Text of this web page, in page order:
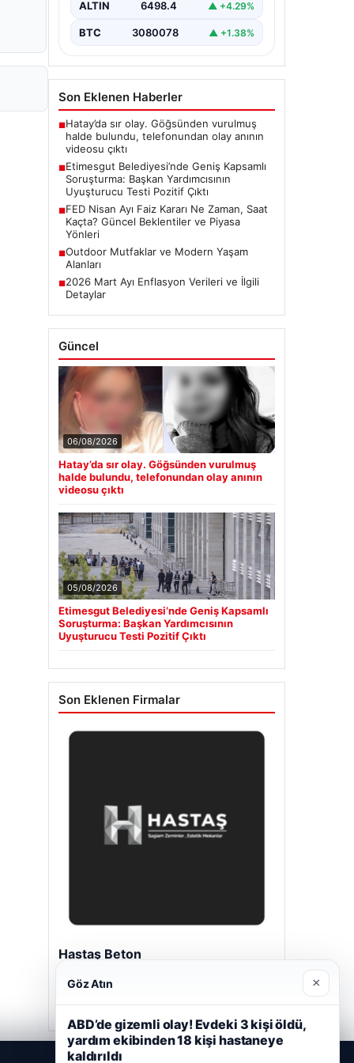
alan belediyeye yönelik yürütülen
aşamasında önemli…
ALTIN 6498.4 ▲ +4.29%
BTC 3080078 ▲ +1.38%
Son Eklenen Haberler
■Hatay’da sır olay. Göğsünden vurulmuş
halde bulundu, telefonundan olay anının
videosu çıktı
■Etimesgut Belediyesi’nde Geniş Kapsamlı
Soruşturma: Başkan Yardımcısının
Uyuşturucu Testi Pozitif Çıktı
■FED Nisan Ayı Faiz Kararı Ne Zaman, Saat
Kaçta? Güncel Beklentiler ve Piyasa
Yönleri
■Outdoor Mutfaklar ve Modern Yaşam
Alanları
■2026 Mart Ayı Enflasyon Verileri ve İlgili
Detaylar
Güncel
06/08/2026
Hatay’da sır olay. Göğsünden vurulmuş
halde bulundu, telefonundan olay anının
videosu çıktı
05/08/2026
Etimesgut Belediyesi’nde Geniş Kapsamlı
Soruşturma: Başkan Yardımcısının
Uyuşturucu Testi Pozitif Çıktı
Son Eklenen Firmalar
Hastaş Beton
Göz Atın ×
ABD’de gizemli olay! Evdeki 3 kişi öldü,
yardım ekibinden 18 kişi hastaneye
kaldırıldı